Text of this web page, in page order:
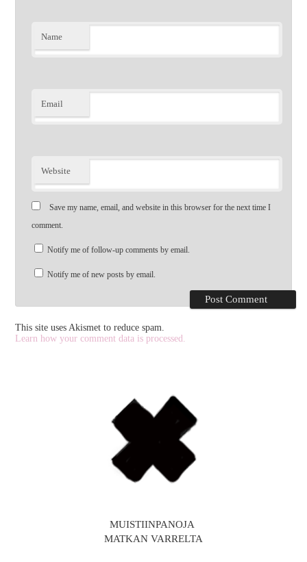
Name
Email
Website
Save my name, email, and website in this browser for the next time I
comment.
Notify me of follow-up comments by email.
Notify me of new posts by email.
This site uses Akismet to reduce spam.
Learn how your comment data is processed.
MUISTIINPANOJA
MATKAN VARRELTA